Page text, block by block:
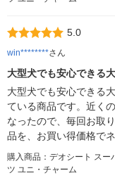
5.0
win********さん
大型犬でも安心できる
大型犬でも安心できる
ている商品です。近く
なったので、毎回お取
品を、お買い得価格で
購入商品：デオシート スー
ツ ユニ・チャーム